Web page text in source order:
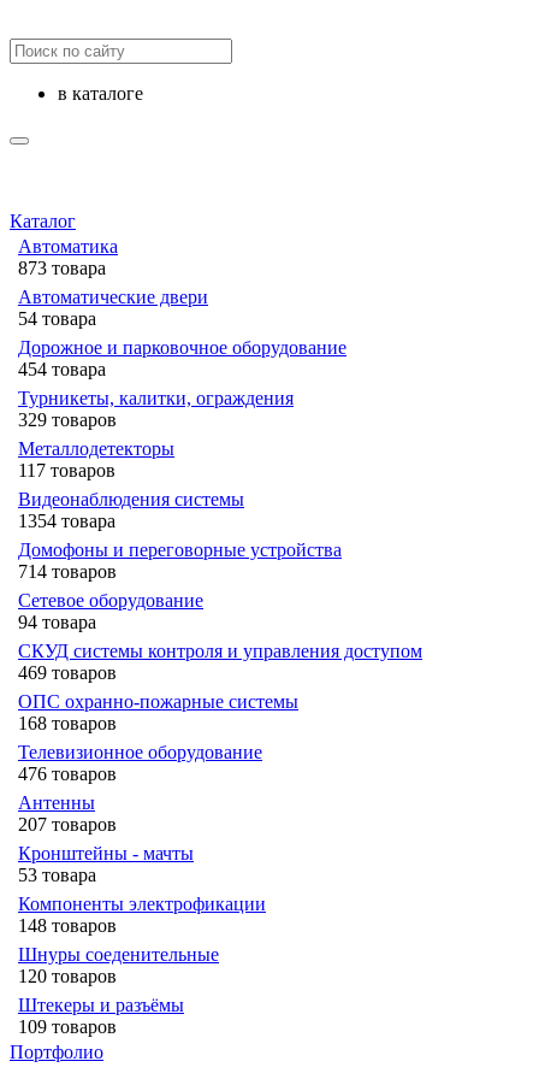
в каталоге
Каталог
Автоматика
873 товара
Автоматические двери
54 товара
Дорожное и парковочное оборудование
454 товара
Турникеты, калитки, ограждения
329 товаров
Металлодетекторы
117 товаров
Видеонаблюдения cистемы
1354 товара
Домофоны и переговорные устройства
714 товаров
Сетевое оборудование
94 товара
СКУД системы контроля и управления доступом
469 товаров
ОПС охранно-пожарные системы
168 товаров
Телевизионное оборудование
476 товаров
Антенны
207 товаров
Кронштейны - мачты
53 товара
Компоненты электрофикации
148 товаров
Шнуры соеденительные
120 товаров
Штекеры и разъёмы
109 товаров
Портфолио